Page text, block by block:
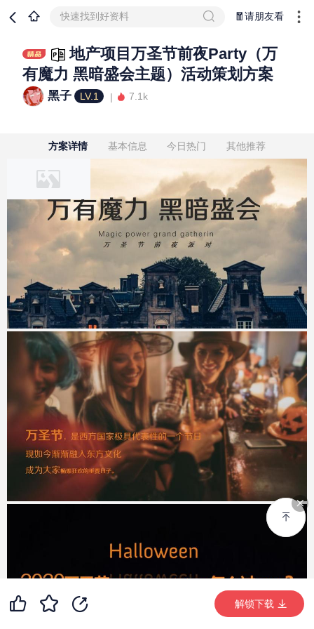
快速找到好资料 🧧请朋友看
地产项目万圣节前夜Party（万
有魔力 黑暗盛会主题）活动策划方案
黑子 LV.1 7.1k
方案详情 基本信息 今日热门 其他推荐
解锁下载 (910次)
解锁下载